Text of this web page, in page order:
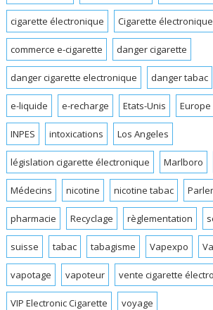
cigarette électronique Cigarette
commerce e-cigarette danger cigarette
danger cigarette electronique danger tabac
e-liquide e-recharge Etats-Unis Europe
INPES intoxications Los Angeles
législation cigarette électronique Marlboro
Médecins nicotine nicotine tabac
pharmacie Recyclage règlementation
suisse tabac tabagisme Vapexpo
vapotage vapoteur vente cigarette
VIP Electronic Cigarette voyage